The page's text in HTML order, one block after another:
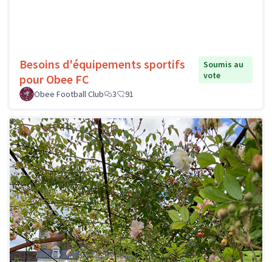
Besoins d'équipements sportifs
pour Obee FC
Soumis au
vote
Obee Football Club
3 91